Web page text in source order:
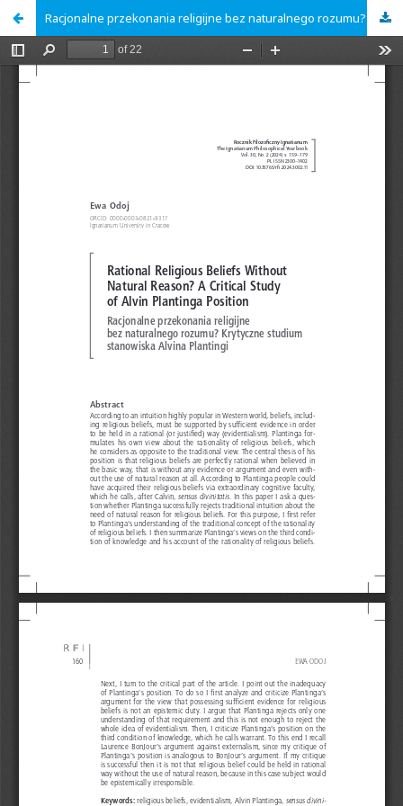
Racjonalne przekonania religijne bez naturalnego rozumu?